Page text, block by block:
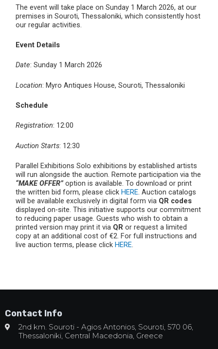
The event will take place on Sunday 1 March 2026, at our
premises in Souroti, Thessaloniki, which consistently host
our regular activities.
Event Details
Date: Sunday 1 March 2026
Location: Myro Antiques House, Souroti, Thessaloniki
Schedule
Registration: 12:00
Auction Starts: 12:30
Parallel Exhibitions Solo exhibitions by established artists
will run alongside the auction. Remote participation via the
“MAKE OFFER”option is available. To download or print
the written bid form, please click HERE. Auction catalogs
will be available exclusively in digital form via QR codes
displayed on-site. This initiative supports our commitment
to reducing paper usage. Guests who wish to obtain a
printed version may print it via QR or request a limited
copy at an additional cost of €2. For full instructions and
live auction terms, please click HERE.
Contact Info
2nd km. Souroti - Agios Antonios, Souroti, 570 06,
Thessaloniki, Central Macedonia, Greece